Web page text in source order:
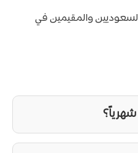
والمقيمين في